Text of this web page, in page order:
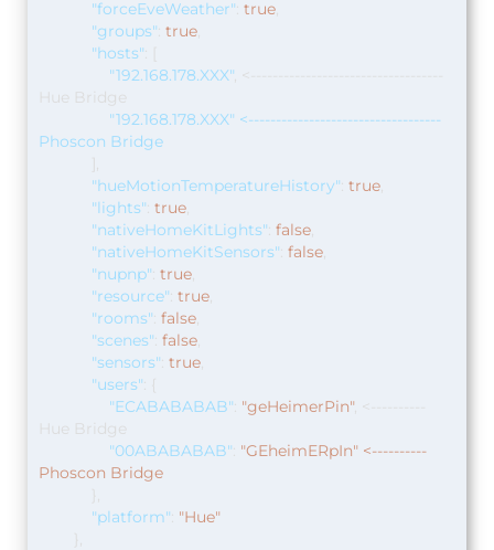
"forceEveWeather": true,
"groups": true,
"hosts":
"192.168.178.XXX", <-----------------------------------
Hue Bridge
"192.168.178.XXX" <-----------------------------------
Phoscon Bridge
],
"hueMotionTemperatureHistory": true,
"lights": true,
"nativeHomeKitLights": false,
"nativeHomeKitSensors": false,
"nupnp": true,
"resource": true,
"rooms": false,
"scenes": false,
"sensors": true,
"users": {
"ECABABABAB": "geHeimerPin", <----------
Hue Bridge
"00ABABABAB": "GEheimERpIn" <----------
Phoscon Bridge
},
"platform": "Hue"
},